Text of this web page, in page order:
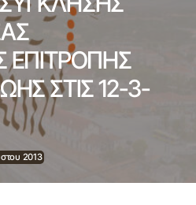
ΕΠΙΤΡΟΠΗΣ
ΣΤΙΣ 12-3-
2013